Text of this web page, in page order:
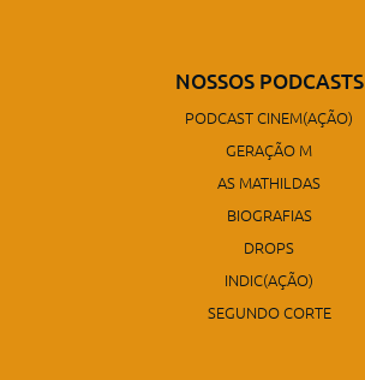
NOSSOS PODCASTS
PODCAST CINEM(AÇÃO)
GERAÇÃO M
AS MATHILDAS
BIOGRAFIAS
DROPS
INDIC(AÇÃO)
SEGUNDO CORTE